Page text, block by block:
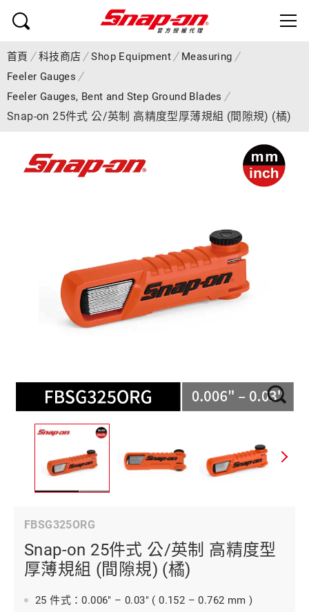
首頁 科技商店 Shop Equipment
Measuring
Feeler Gauges
Feeler Gauges, Bent and Step Ground Blades
Snap-on 25件式 公/英制 高精度型厚薄規組 (間隙規) (橘)
FBSG325ORG
Snap-on 25件式 公/英制 高精度型
厚薄規組 (間隙規) (橘)
25 件式：0.006" – 0.03" ( 0.152 – 0.762 mm )